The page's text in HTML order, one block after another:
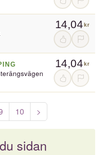
14,04kr
14,04kr
10 >
sidan